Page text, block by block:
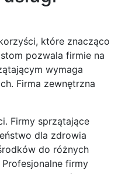
które znacząco
pozwala firmie na
wymaga
Firma zewnętrzna
Firmy sprzątające
dla zdrowia
do różnych
firmy